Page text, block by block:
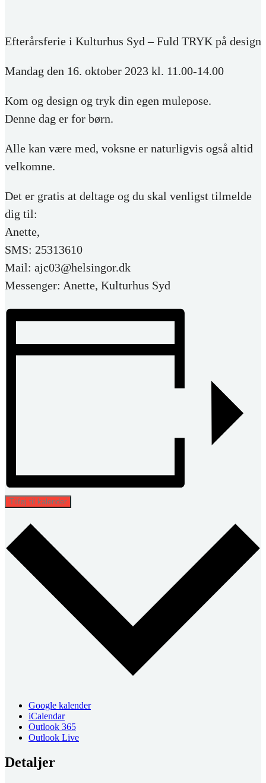
Efterårsferie i Kulturhus Syd – Fuld TRYK på design
Mandag den 16. oktober 2023 kl. 11.00-14.00
Kom og design og tryk din egen mulepose.
Denne dag er for børn.
Alle kan være med, voksne er naturligvis også altid
velkomne.
Det er gratis at deltage og du skal venligst tilmelde
dig til:
Anette,
SMS: 25313610
Mail: ajc03@helsingor.dk
Messenger: Anette, Kulturhus Syd
Tilføj til kalender
Google kalender
iCalendar
Outlook 365
Outlook Live
Detaljer